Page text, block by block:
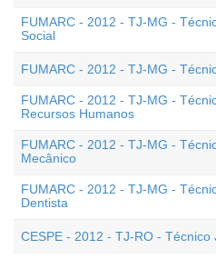
FUMARC - 2012 - TJ-MG -
Social
FUMARC - 2012 - TJ-MG -
FUMARC - 2012 - TJ-MG -
Recursos Humanos
FUMARC - 2012 - TJ-MG -
Mecânico
FUMARC - 2012 - TJ-MG -
Dentista
CESPE - 2012 - TJ-RO - Técnico